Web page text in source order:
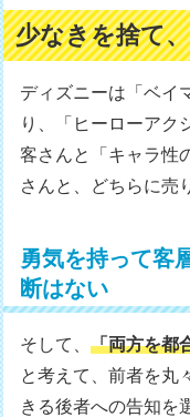
少なきを捨て
ディズニーは「ベイ
り、「ヒーローアク
客さんと「キャラ性
さんと、どちらに売
勇気を持って客
断はない
そして、「両方を都
と考えて、前者を丸
きる後者への告知を